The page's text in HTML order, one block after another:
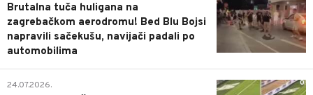
Brutalna tuča huligana na
zagrebačkom aerodromu! Bed Blu Bojsi
napravili sačekušu, navijači padali po
automobilima
0
24.07.2026.